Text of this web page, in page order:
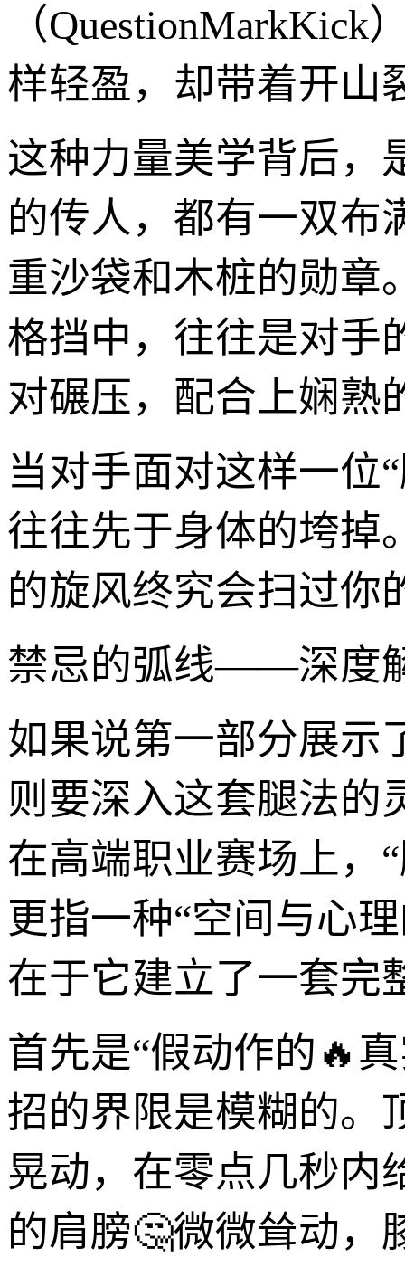
（
样轻盈，却带着开山
这种力量美学背后，
的传人，都有一双布
重沙袋和木桩的勋章
格挡中，往往是对手
对碾压，配合上娴熟
当对手面对这样一位
往往先于身体的垮掉
的旋风终究会扫过你
禁忌的弧线——深度
如果说第一部分展示
则要深入这套腿法
在高端职业赛场上，
更指一种“空间与心
在于它建立了一套完
首先是“假动作的🔥
招的界限是模糊的。
晃动，在零点几秒内
的肩膀🤔微微耸动，